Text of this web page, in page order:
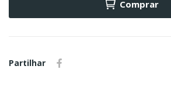
Comprar
Partilhar